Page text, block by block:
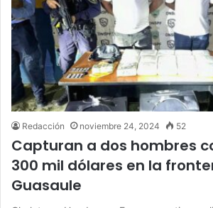
Redacción noviembre 24, 2024 52
Capturan a dos hombres
300 mil dólares en la
Guasaule